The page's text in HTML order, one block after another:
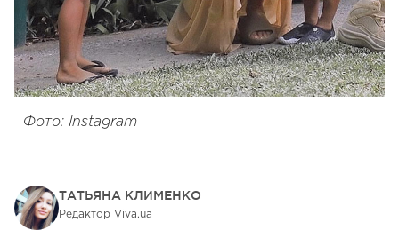
Фото: Instagram
ТАТЬЯНА КЛИМЕНКО
Редактор Viva.ua